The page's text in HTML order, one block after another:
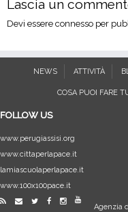
Lascia un
Devi essere connesso per
NEWS ATTIVITÀ
COSA PUOI FARE
FOLLOW US
www.perugiassisi.org
www.cittaperlapace.it
lamiascuolaperlapace.it
www.100x100pace.it
Agenzia